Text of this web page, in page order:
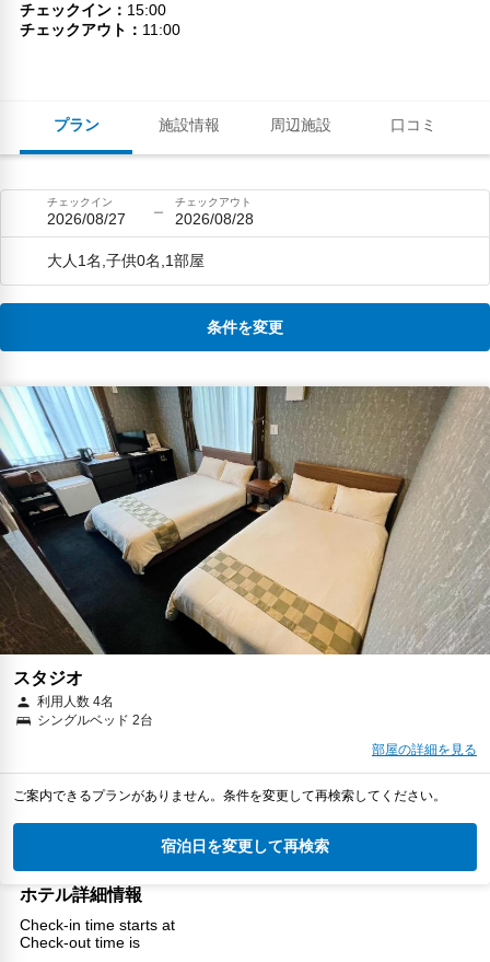
プラン 施設情報 周辺施設 口コミ
チェックイン
15:00
チェックアウト
11:00
チェックイン
2026/08/27
チェックアウト
2026/08/28
大人1名,子供0名,1部屋
条件を変更
スタジオ
利用人数 4名
シングルベッド 2台
部屋の詳細を見る
ご案内できるプランがありません。条件を変更して再検索してください。
宿泊日を変更して再検索
ホテル詳細情報
Check-in time starts at
Check-out time is